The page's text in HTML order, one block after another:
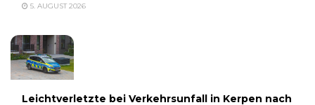
5. AUGUST 2026
Leichtverletzte bei Verkehrsunfall in Kerpen nach